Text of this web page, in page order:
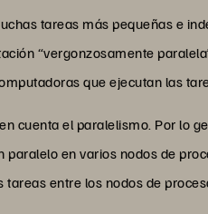
tareas más pequeñas e
“vergonzosamente
que ejecutan las
cuenta el paralelismo. Por lo
en varios nodos de
entre los nodos de